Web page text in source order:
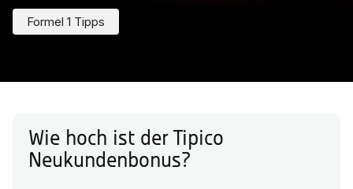
Formel 1 Tipps
Wie hoch ist der Tipico
Neukundenbonus?